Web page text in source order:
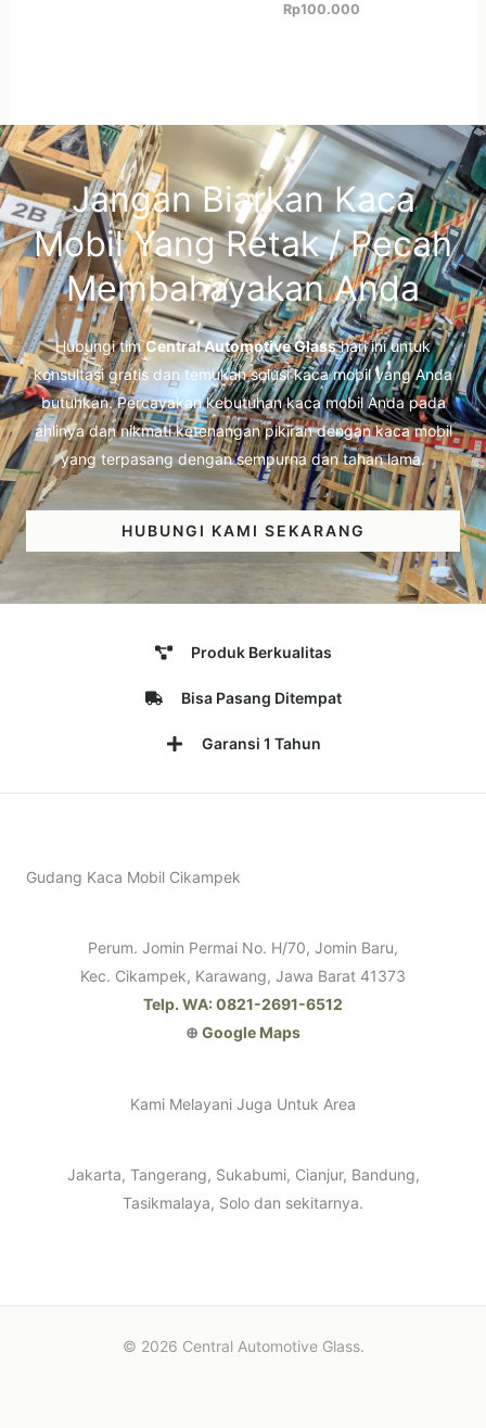
Rp100.000
Jangan Biarkan Kaca
Mobil Yang Retak / Pecah
Membahayakan Anda
Hubungi timCentral Automotive Glasshari ini untuk
konsultasi gratis dan temukan solusi kaca mobil yang Anda
butuhkan. Percayakan kebutuhan kaca mobil Anda pada
ahlinya dan nikmati ketenangan pikiran dengan kaca mobil
yang terpasang dengan sempurna dan tahan lama.
HUBUNGI KAMI SEKARANG
Produk Berkualitas
Bisa Pasang Ditempat
Garansi 1 Tahun
Gudang Kaca Mobil Cikampek
Perum. Jomin Permai No. H/70, Jomin Baru,
Kec. Cikampek, Karawang, Jawa Barat 41373
Telp. WA: 0821-2691-6512
⊕ Google Maps
Kami Melayani Juga Untuk Area
Jakarta, Tangerang, Sukabumi, Cianjur, Bandung,
Tasikmalaya, Solo dan sekitarnya.
© 2026 Central Automotive Glass.